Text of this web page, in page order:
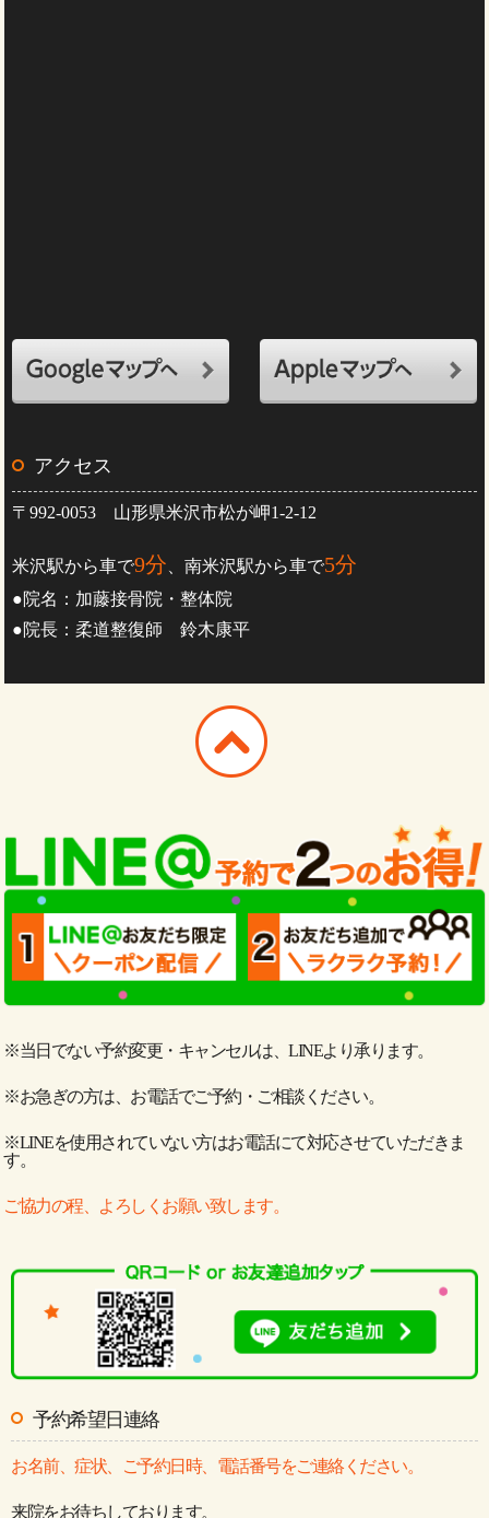
アクセス
〒992-0053 山形県米沢市松が岬1-2-12
米沢駅から車で9分 、南米沢駅から車で5分
●院名：加藤接骨院・整体院
●院長：柔道整復師 鈴木康平
※当日でない予約変更・キャンセルは、LINEより承ります。
※お急ぎの方は、お電話でご予約・ご相談ください。
※LINEを使用されていない方はお電話にて対応させていただきま
す。
ご協力の程、よろしくお願い致します。
予約希望日連絡
お名前、症状、ご予約日時、電話番号をご連絡ください。
来院をお待ちしております。